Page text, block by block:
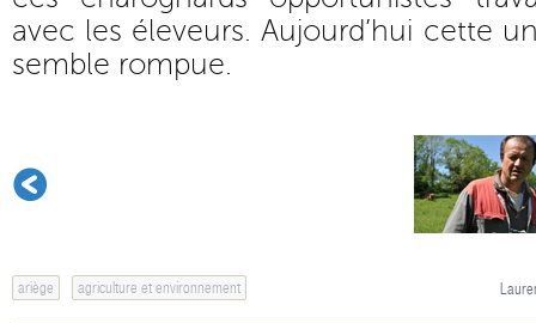
avec les éleveurs. Aujourd’hui cette
semble rompue.
ariège agriculture et environnement